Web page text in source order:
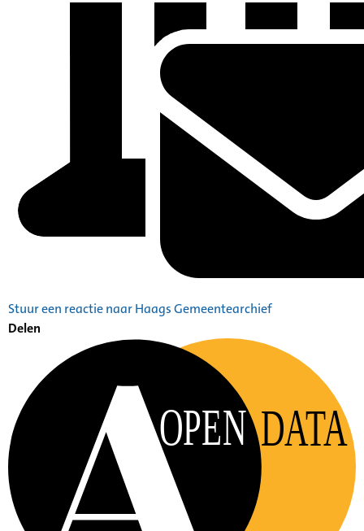
Stuur een reactie naar Haags Gemeentearchief
Delen
OPEN DATA